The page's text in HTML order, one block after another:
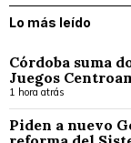
Lo más leído
Córdoba suma
Juegos
1 hora atrás
Piden a nuevo